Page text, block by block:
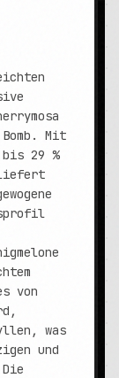
Mit
29 %
liefert
von
was
und